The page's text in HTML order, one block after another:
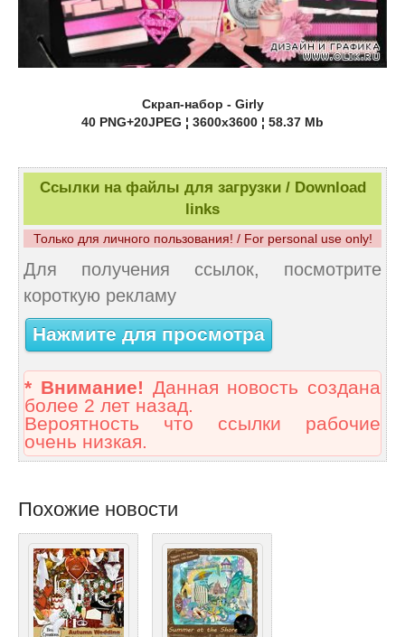
Скрап-набор - Girly
40 PNG+20JPEG ¦ 3600x3600 ¦ 58.37 Mb
Ссылки на файлы для загрузки / Download
links
Только для личного пользования! / For personal use only!
Для получения ссылок, посмотрите
короткую рекламу
Нажмите для просмотра
* Внимание! Данная новость создана
более 2 лет назад.
Вероятность что ссылки рабочие
очень низкая.
Похожие новости